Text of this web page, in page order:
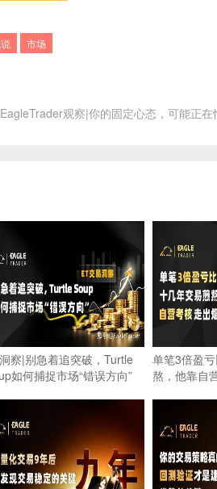
市场
EagleTrader观察|你的固定心态，可能正
察|别急着追突破，Turtle
如何捕捉市场“错误方向”
单笔3倍盈
熬，他靠自